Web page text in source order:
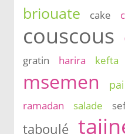
briouate cake
couscous
gratin
harira kefta
msemen
ramadan salade
taboulé